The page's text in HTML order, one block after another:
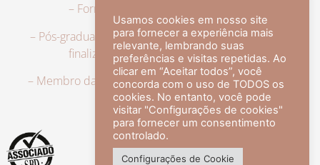
– Formação em Medicina pela UFRJ.
– Pós-graduação em Dermatologia pela UFRJ, tendo
finalizado a especialização em 2007.
– Membro da Sociedade Brasileira de Dermatologia,
com título de especialista.
veja mais +
Usamos cookies em nosso site
para fornecer a experiência mais
relevante, lembrando suas
preferências e visitas repetidas. Ao
clicar em “Aceitar todos”, você
concorda com o uso de TODOS os
cookies. No entanto, você pode
visitar "Configurações de cookies"
para fornecer um consentimento
controlado.
Configurações de Cookie